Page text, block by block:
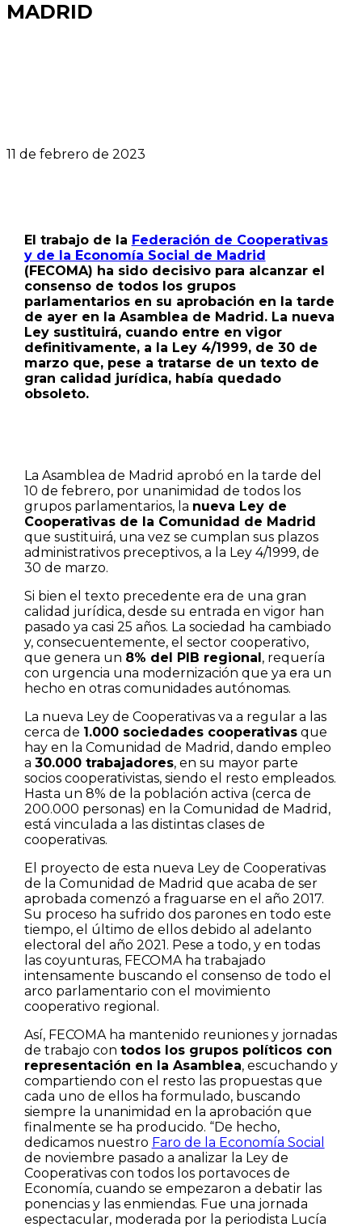
MADRID
11 de febrero de 2023
El trabajo de la Federación de Cooperativas
y de la Economía Social de Madrid
(FECOMA) ha sido decisivo para alcanzar el
consenso de todos los grupos
parlamentarios en su aprobación en la tarde
de ayer en la Asamblea de Madrid. La nueva
Ley sustituirá, cuando entre en vigor
definitivamente, a la Ley 4/1999, de 30 de
marzo que, pese a tratarse de un texto de
gran calidad jurídica, había quedado
obsoleto.
La Asamblea de Madrid aprobó en la tarde del
10 de febrero, por unanimidad de todos los
grupos parlamentarios, la nueva Ley de
Cooperativas de la Comunidad de Madrid
que sustituirá, una vez se cumplan sus plazos
administrativos preceptivos, a la Ley 4/1999, de
30 de marzo.
Si bien el texto precedente era de una gran
calidad jurídica, desde su entrada en vigor han
pasado ya casi 25 años. La sociedad ha cambiado
y, consecuentemente, el sector cooperativo,
que genera un 8% del PIB regional , requería
con urgencia una modernización que ya era un
hecho en otras comunidades autónomas.
La nueva Ley de Cooperativas va a regular a las
cerca de 1.000 sociedades cooperativasque
hay en la Comunidad de Madrid, dando empleo
a 30.000 trabajadores, en su mayor parte
socios cooperativistas, siendo el resto empleados.
Hasta un 8% de la población activa (cerca de
200.000 personas) en la Comunidad de Madrid,
está vinculada a las distintas clases de
cooperativas.
El proyecto de esta nueva Ley de Cooperativas
de la Comunidad de Madrid que acaba de ser
aprobada comenzó a fraguarse en el año 2017.
Su proceso ha sufrido dos parones en todo este
tiempo, el último de ellos debido al adelanto
electoral del año 2021. Pese a todo, y en todas
las coyunturas, FECOMA ha trabajado
intensamente buscando el consenso de todo el
arco parlamentario con el movimiento
cooperativo regional.
Así, FECOMA ha mantenido reuniones y jornadas
de trabajo con todos los grupos políticos con
representación en la Asamblea, escuchando y
compartiendo con el resto las propuestas que
cada uno de ellos ha formulado, buscando
siempre la unanimidad en la aprobación que
finalmente se ha producido. “De hecho,
dedicamos nuestro Faro de la Economía Social
de noviembre pasado a analizar la Ley de
Cooperativas con todos los portavoces de
Economía, cuando se empezaron a debatir las
ponencias y las enmiendas. Fue una jornada
espectacular, moderada por la periodista Lucía